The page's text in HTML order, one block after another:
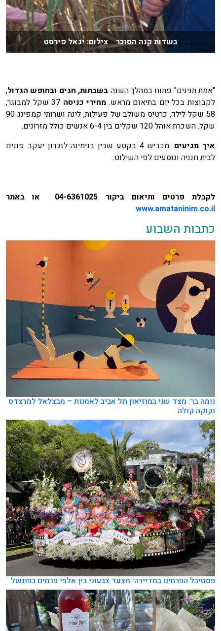
בשדות קנה הסוכר צילום: יגאל פירסט
"אמת תנינים" פתוח במהלך השנה בשבתות, חגים ובחופש הגדול,
לקבוצות בכל יום בתיאום מראש. מחירי כניסה
37 שקל למבוגר,
58 שקל לילד, כרטיס משולב של פעילות, לינה ושרותי קמפינג 90
שקל. השכרת אוהל 120 שקלים בין 6-4 אנשים כולל מזרונים.
איך מגיעים
: מכביש 4 בקטע שבין בנימינה לזכרון יעקב פונים
לבית חנניה ונוסעים לפי השילוט.
לקבלת פרטים ותיאום ביקור 04-6361025 או באתר
www.amataninim.co.il
כתבות השבוע
נומה בר: מצד שני במוזיאון תל אביב לאמנות – מבצלאל למרצדס
וקוקה קולה
פסטיבל הפרחים במדיירה: מצעד צבעוני בין אלפי פרחים בפונשל